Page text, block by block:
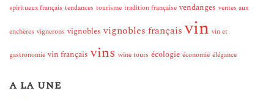
spiritueux français tendances tourisme tradition française vendanges ventes aux
enchères vignerons vignobles vignobles français vin vin et
gastronomie vin français vins wine tours écologie économie élégance
A LA UNE